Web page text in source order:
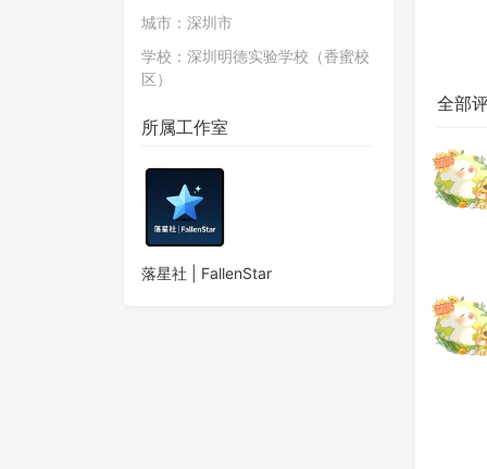
城市： 深圳市
学校： 深圳明德实验学校（香蜜校
区）
所属工作室
落星社 | FallenStar
全部